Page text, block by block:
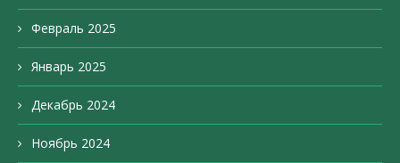
Февраль 2025
Январь 2025
Декабрь 2024
Ноябрь 2024